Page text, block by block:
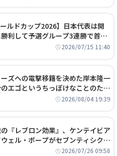
ールドカップ2026】日本代表は開
利して予選グループ3連勝で首位
の相手はエジプトに決定2026/07/15 11:40
ズへの電撃移籍を決めた岸本隆一
エゴというちっぽけなことのため
わけではない」
2026/08/04 19:39
の『レブロン効果』、ケンテイビア
ェル・ポープがセブンティシクサ
加入
2026/07/26 09:58